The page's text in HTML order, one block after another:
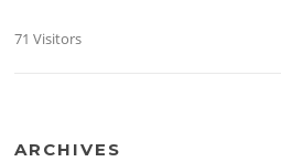
71 Visitors
ARCHIVES